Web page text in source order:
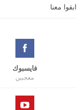
ابقوا معنا
فايسبوك
معجبين